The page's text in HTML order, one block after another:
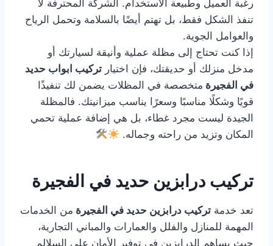
رغبة العميل وطبيعة الاستخدام. الشركة المحترفة لا
تنفذ الشكل فقط، بل تهتم أيضًا بالسلامة وتحمل الرياح
والعوامل الجوية.
إذا كنت تحتاج إلى مظلة عملية وأنيقة لسيارتك أو
مدخل منزلك أو حديقتك، فإن اختيار تركيب ابواب حديد
في الفجيرة متخصصة في المظلات يضمن لك تنفيذًا
قويًا وشكلًا مناسبًا وسعرًا يناسب ميزانيتك. فالمظلة
الجيدة ليست مجرد غطاء، بل هي إضافة عملية تحمي
المكان وتزيد من راحته وجماله.
تركيب درابزين حديد في الفجيرة
تعد خدمة تركيب درابزين حديد في الفجيرة من الخدمات
المهمة للمنازل والفلل والعمارات والمباني التجارية،
حيث يساهم الدرابزين في توفير الأمان على السلالم